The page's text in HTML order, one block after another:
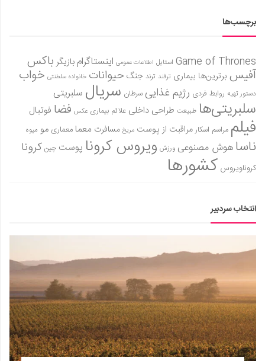
برچسب‌ها
Game of Thrones استایل اطلاعات عمومی اینستاگرام بازیگر باکس
آفیس برترین‌ها بیماری ترفند ترند جنگ حیوانات خانواده سلطنتی خواب
دستور تهیه روابط فردی رژیم غذاییسرطان سریال سلبریتی
سلبریتی‌ها طبیعت طراحی داخلی علائم بیماری عکس فضا فوتبال
فیلم مراسم اسکارمراقبت از پوست مریخ مسافرت معمامعماری مو میوه
ناساهوش مصنوعی ورزش ویروس کرونا پوست چین کرونا
کروناویروس کشورها
انتخاب سردبیر